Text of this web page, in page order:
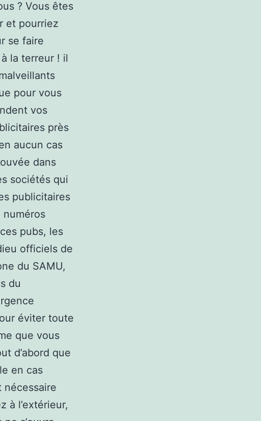
? Vous êtes
et pourriez
se faire
la terreur ! il
pour vous
vos
près
aucun cas
dans
sociétés qui
publicitaires
pubs, les
officiels de
du SAMU,
du
éviter toute
que vous
d’abord que
en cas
nécessaire
à l’extérieur,